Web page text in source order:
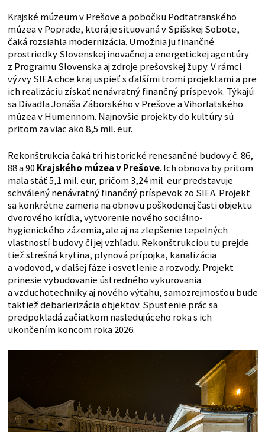
Krajské múzeum v Prešove a pobočku Podtatranského
múzea v Poprade, ktorá je situovaná v Spišskej Sobote,
čaká rozsiahla modernizácia. Umožnia ju finančné
prostriedky Slovenskej inovačnej a energetickej agentúry
z Programu Slovenska aj zdroje prešovskej župy. V rámci
výzvy SIEA chce kraj uspieť s ďalšími tromi projektami a pre
ich realizáciu získať nenávratný finančný príspevok. Týkajú
sa Divadla Jonáša Záborského v Prešove a Vihorlatského
múzea v Humennom. Najnovšie projekty do kultúry sú
pritom za viac ako 8,5 mil. eur.
Rekonštrukcia čaká tri historické renesančné budovy č. 86,
88 a 90Krajského múzea v Prešove. Ich obnova by pritom
mala stáť 5,1 mil. eur, pričom 3,24 mil. eur predstavuje
schválený nenávratný finančný príspevok zo SIEA. Projekt
sa konkrétne zameria na obnovu poškodenej časti objektu
dvorového krídla, vytvorenie nového sociálno-
hygienického zázemia, ale aj na zlepšenie tepelných
vlastností budovy či jej vzhľadu. Rekonštrukciou tu prejde
tiež strešná krytina, plynová prípojka, kanalizácia
a vodovod, v ďalšej fáze i osvetlenie a rozvody. Projekt
prinesie vybudovanie ústredného vykurovania
a vzduchotechniky aj nového výťahu, samozrejmosťou bude
taktiež debarierizácia objektov. Spustenie prác sa
predpokladá začiatkom nasledujúceho roka s ich
ukončením koncom roka 2026.